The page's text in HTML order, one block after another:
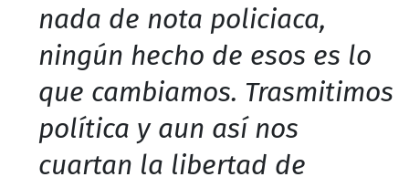
nada de nota policiaca,
ningún hecho de esos es lo
que cambiamos. Trasmitimos
política y aun así nos
cuartan la libertad de